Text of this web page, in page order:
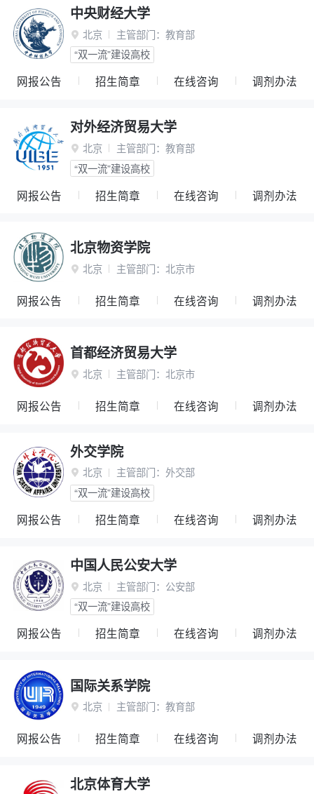
中央财经大学
 北京 主管部门： 教育部
“双一流”建设高校
网报公告 招生简章 在线咨询 调剂办法
对外经济贸易大学
 北京 主管部门： 教育部
“双一流”建设高校
网报公告 招生简章 在线咨询 调剂办法
北京物资学院
 北京 主管部门： 北京市
网报公告 招生简章 在线咨询 调剂办法
首都经济贸易大学
 北京 主管部门： 北京市
网报公告 招生简章 在线咨询 调剂办法
外交学院
 北京 主管部门： 外交部
“双一流”建设高校
网报公告 招生简章 在线咨询 调剂办法
中国人民公安大学
 北京 主管部门： 公安部
“双一流”建设高校
网报公告 招生简章 在线咨询 调剂办法
国际关系学院
 北京 主管部门： 教育部
网报公告 招生简章 在线咨询 调剂办法
北京体育大学